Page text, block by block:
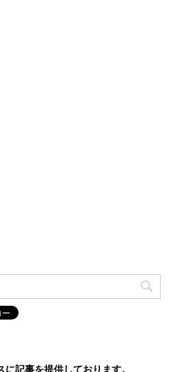
記事を提供しております。